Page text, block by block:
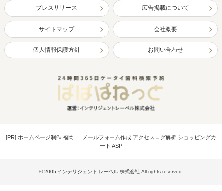
プレスリリース 広告掲載について
サイトマップ 会社概要
個人情報保護方針 お問い合わせ
[PR] ホームページ制作 福岡
メールフォーム作成 アクセスログ解析 ショッピングカ
ート ASP
© 2005 インテリジェント レーベル 株式会社 All rights reserved.